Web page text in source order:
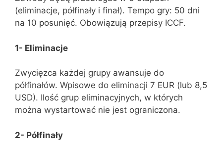
(eliminacje, półfinały i finał). Tempo gry: 50 dni
na 10 posunięć. Obowiązują przepisy ICCF.
1- Eliminacje
Zwycięzca każdej grupy awansuje do
półfinałów. Wpisowe do eliminacji 7 EUR (lub 8,5
USD). Ilość grup eliminacyjnych, w których
można wystartować nie jest ograniczona.
2- Półfinały